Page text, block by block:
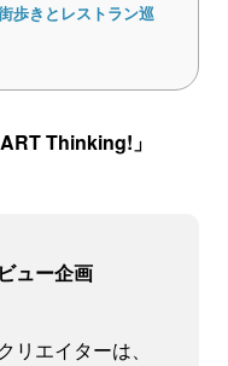
歩きとレストラン巡
Thinking!」
ュー企画
リエイターは、